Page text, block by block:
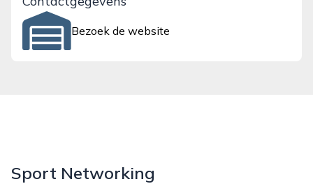
Bezoek de website
Sport Networking